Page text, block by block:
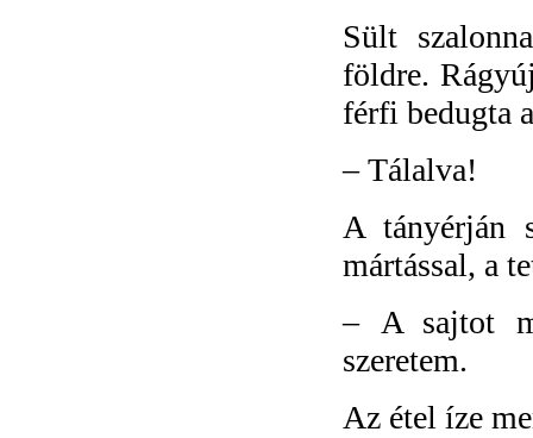
Sült
földre.
férfi bedugta
–Tálalva!
A tányérján
mártással, a
– A sajtot
szeretem.
Az étel íze